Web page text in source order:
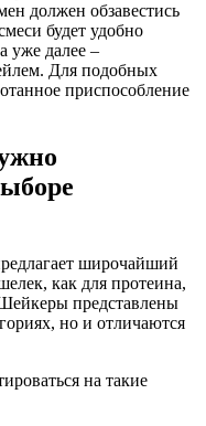
должен обзавестись
будет удобно
уже далее –
Для подобных
приспособление
широчайший
как для протеина,
представлены
но и отличаются
на такие